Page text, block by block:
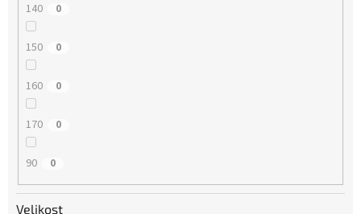
140 0
150 0
160 0
170 0
90 0
Velikost